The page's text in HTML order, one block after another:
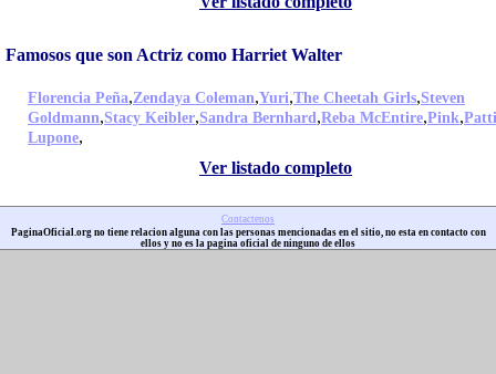
Famosos que son Actriz como Harriet Walter
Florencia Peña,Zendaya Coleman,Yuri,The Cheetah Girls,Steven
Goldmann,Stacy Keibler,Sandra Bernhard,Reba McEntire,Pink,Patti
Lupone,
Ver listado completo
Contactenos
PaginaOficial.org no tiene relacion alguna con las personas mencionadas en el sitio, no esta en contacto con
ellos y no es la pagina oficial de ninguno de ellos